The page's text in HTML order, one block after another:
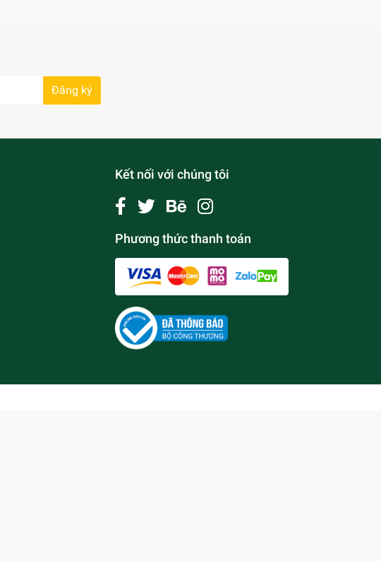
Đăng ký
Kết nối với chúng tôi
Phương thức thanh toán